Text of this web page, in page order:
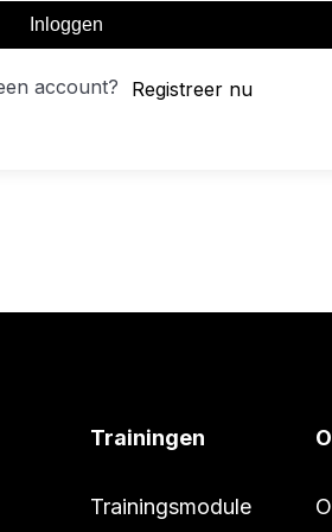
Inloggen
account? Registreer nu
Trainingen
Trainingsmodule